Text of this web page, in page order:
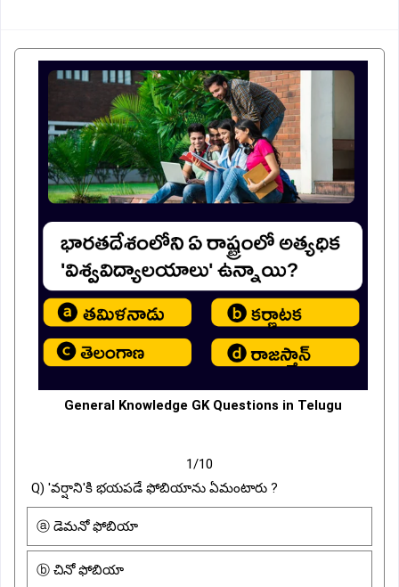
General Knowledge GK Questions in Telugu
1/10
Q) 'వర్షాని'కి భయపడే ఫోబియాను ఏమంటారు ?
ⓐ డెమనో ఫోబియా
ⓑ చినో ఫోబియా